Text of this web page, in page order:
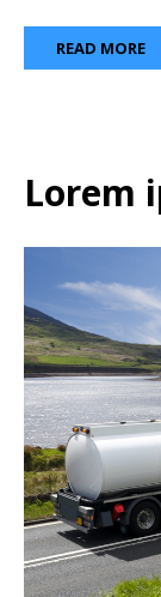
READ MORE
Lorem